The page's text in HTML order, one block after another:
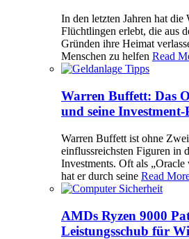
In den letzten Jahren hat die
Flüchtlingen erlebt, die aus
Gründen ihre Heimat
Menschen zu helfen Read
Warren Buffett: Das
und seine
Warren Buffett ist ohne
einflussreichsten Figuren in
Investments. Oft als „Oracle
hat er durch seine Read
AMDs Ryzen 9000
Leistungsschub für